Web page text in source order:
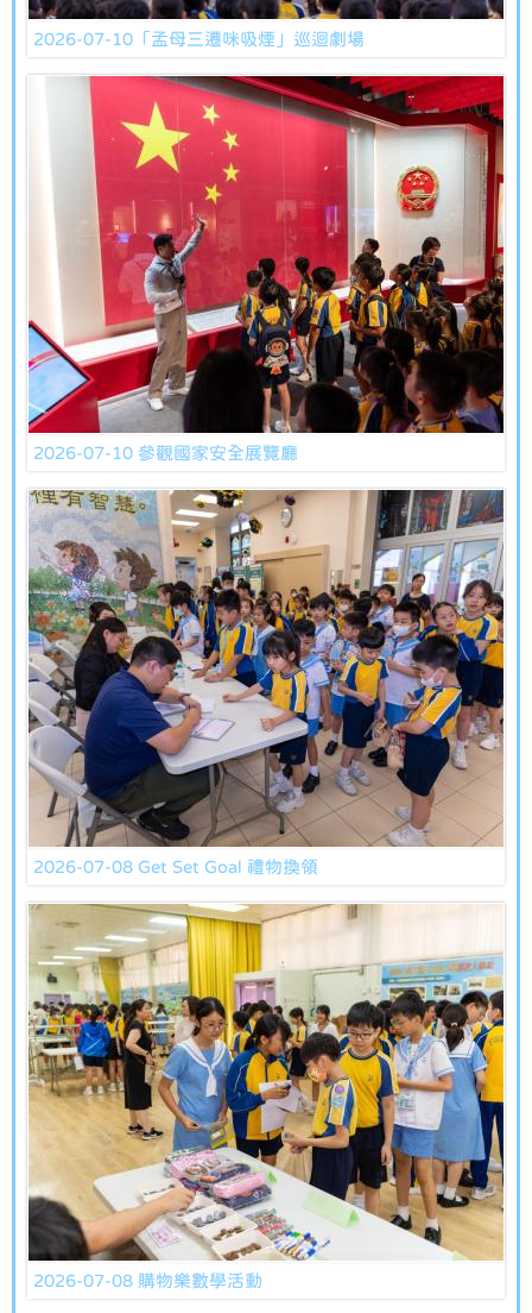
2026-07-10「孟母三遷咪吸煙」巡迴劇場
2026-07-10 參觀國家安全展覽廳
2026-07-08 Get Set Goal 禮物換領
2026-07-08 購物樂數學活動